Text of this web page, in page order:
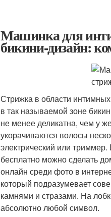
Машинка для
бикини-дизайн:
Стрижка в области
в так называемой зоне
не менее деликатна, чем у
укорачиваются волосы
электрический или
бесплатно можно сделать
онлайн среди фото в
который подразумевает
камнями и стразами. На
абсолютно любой символ.